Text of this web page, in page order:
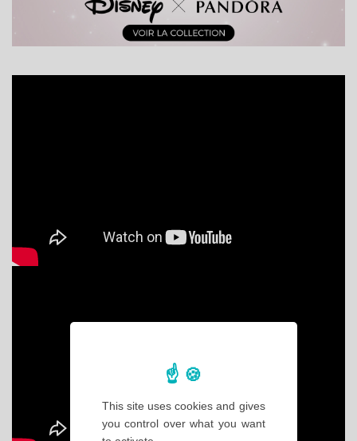
This site uses cookies and gives
you control over what you want